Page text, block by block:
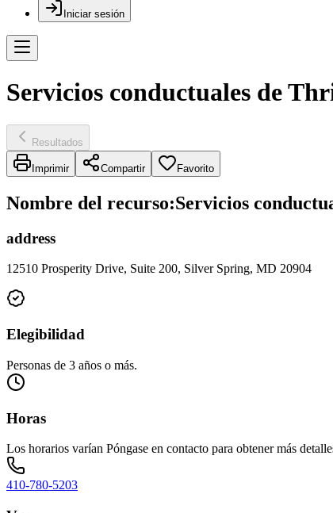
Iniciar sesión
Servicios conductuales de
Resultados
Imprimir Compartir Favorito
Nombre del recurso:Servicios
address
12510 Prosperity Drive, Suite 200, Silver Spring, MD 20904
Elegibilidad
Personas de 3 años o más.
Horas
Los horarios varían Póngase en contacto para obtener más
410-780-5203